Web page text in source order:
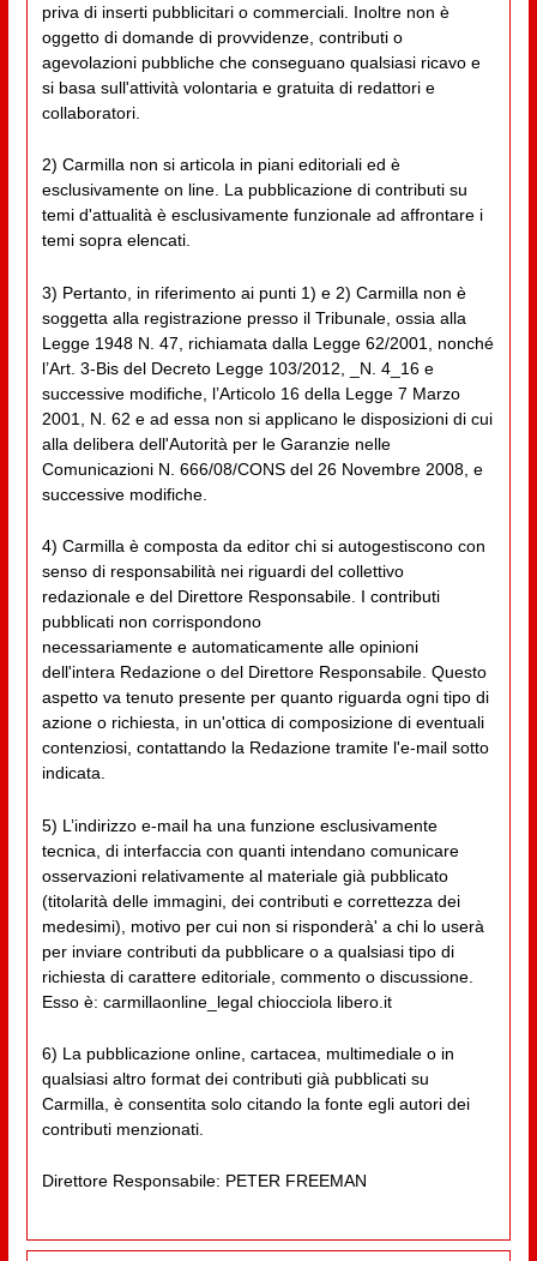
priva di inserti pubblicitari o commerciali. Inoltre non è
oggetto di domande di provvidenze, contributi o
agevolazioni pubbliche che conseguano qualsiasi ricavo e
si basa sull'attività volontaria e gratuita di redattori e
collaboratori.
2) Carmilla non si articola in piani editoriali ed è
esclusivamente on line. La pubblicazione di contributi su
temi d'attualità è esclusivamente funzionale ad affrontare i
temi sopra elencati.
3) Pertanto, in riferimento ai punti 1) e 2) Carmilla non è
soggetta alla registrazione presso il Tribunale, ossia alla
Legge 1948 N. 47, richiamata dalla Legge 62/2001, nonché
l’Art. 3-Bis del Decreto Legge 103/2012, _N. 4_16 e
successive modifiche, l’Articolo 16 della Legge 7 Marzo
2001, N. 62 e ad essa non si applicano le disposizioni di cui
alla delibera dell'Autorità per le Garanzie nelle
Comunicazioni N. 666/08/CONS del 26 Novembre 2008, e
successive modifiche.
4) Carmilla è composta da editor chi si autogestiscono con
senso di responsabilità nei riguardi del collettivo
redazionale e del Direttore Responsabile. I contributi
pubblicati non corrispondono
necessariamente e automaticamente alle opinioni
dell'intera Redazione o del Direttore Responsabile. Questo
aspetto va tenuto presente per quanto riguarda ogni tipo di
azione o richiesta, in un'ottica di composizione di eventuali
contenziosi, contattando la Redazione tramite l'e-mail sotto
indicata.
5) L’indirizzo e-mail ha una funzione esclusivamente
tecnica, di interfaccia con quanti intendano comunicare
osservazioni relativamente al materiale già pubblicato
(titolarità delle immagini, dei contributi e correttezza dei
medesimi), motivo per cui non si risponderà' a chi lo userà
per inviare contributi da pubblicare o a qualsiasi tipo di
richiesta di carattere editoriale, commento o discussione.
Esso è: carmillaonline_legal chiocciola libero.it
6) La pubblicazione online, cartacea, multimediale o in
qualsiasi altro format dei contributi già pubblicati su
Carmilla, è consentita solo citando la fonte egli autori dei
contributi menzionati.
Direttore Responsabile: PETER FREEMAN